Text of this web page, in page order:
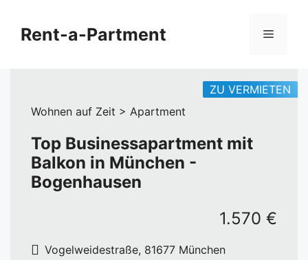
Inhalt
springenRent-a-Partment Menü
Wohnen auf Zeit > Apartment
ZU VERMIETEN
Top Businessapartment mit
Balkon in München -
Bogenhausen
Vogelweidestraße, 81677 München
1.570 €